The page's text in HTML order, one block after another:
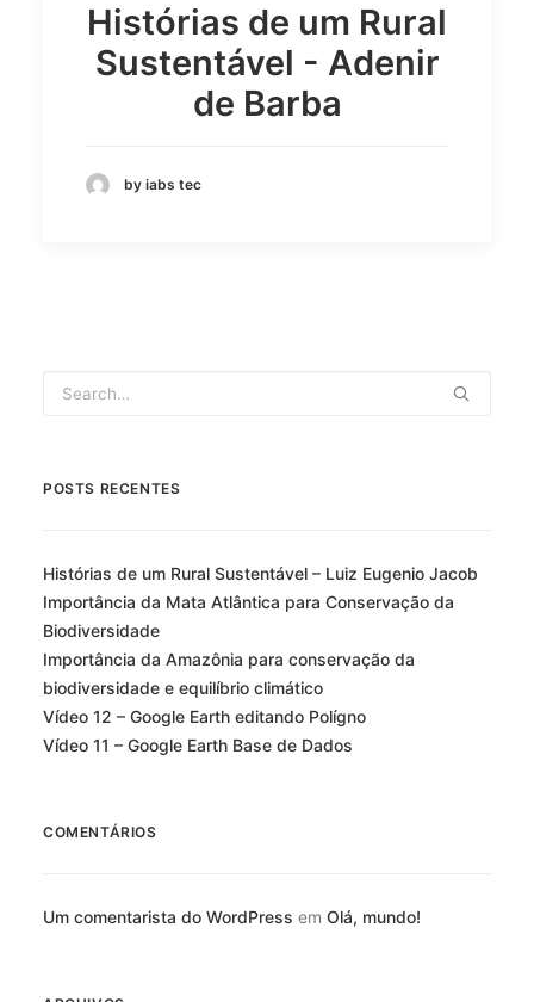
Histórias de um Rural
Sustentável - Adenir
de Barba
by iabs tec
POSTS RECENTES
Histórias de um Rural Sustentável – Luiz Eugenio Jacob
Importância da Mata Atlântica para Conservação da
Biodiversidade
Importância da Amazônia para conservação da
biodiversidade e equilíbrio climático
Vídeo 12 – Google Earth editando Polígno
Vídeo 11 – Google Earth Base de Dados
COMENTÁRIOS
Um comentarista do WordPress em Olá, mundo!